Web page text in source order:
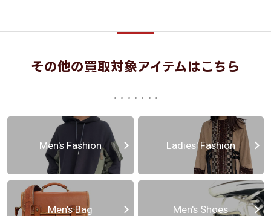
その他の買取対象アイテムはこちら
Men's Fashion Ladies' Fashion
Men's Bag Men's Shoes